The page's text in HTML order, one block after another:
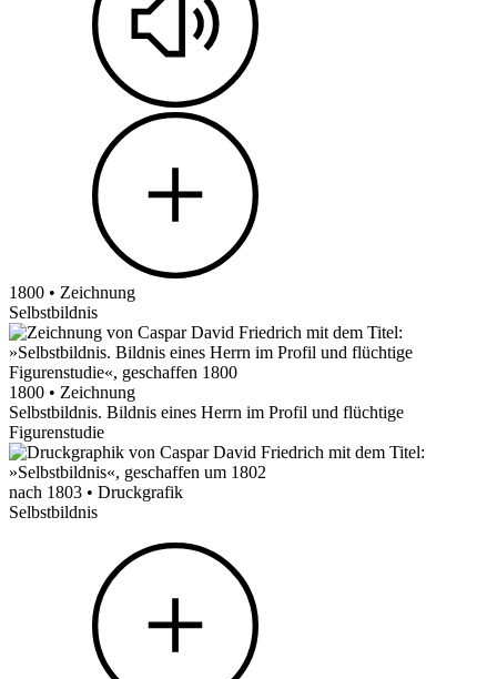
1800 • Zeichnung
Selbstbildnis
1800 • Zeichnung
Selbstbildnis. Bildnis eines Herrn im Profil und flüchtige
Figurenstudie
nach 1803 • Druckgrafik
Selbstbildnis